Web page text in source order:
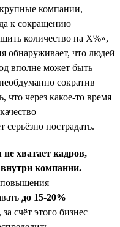
компании,
к сокращению
количество на Х%»,
обнаруживает, что людей
вполне может быть
сократив
через какое-то время
пострадать.
хватает кадров,
компании.
до 15‑20%
за счёт этого бизнес